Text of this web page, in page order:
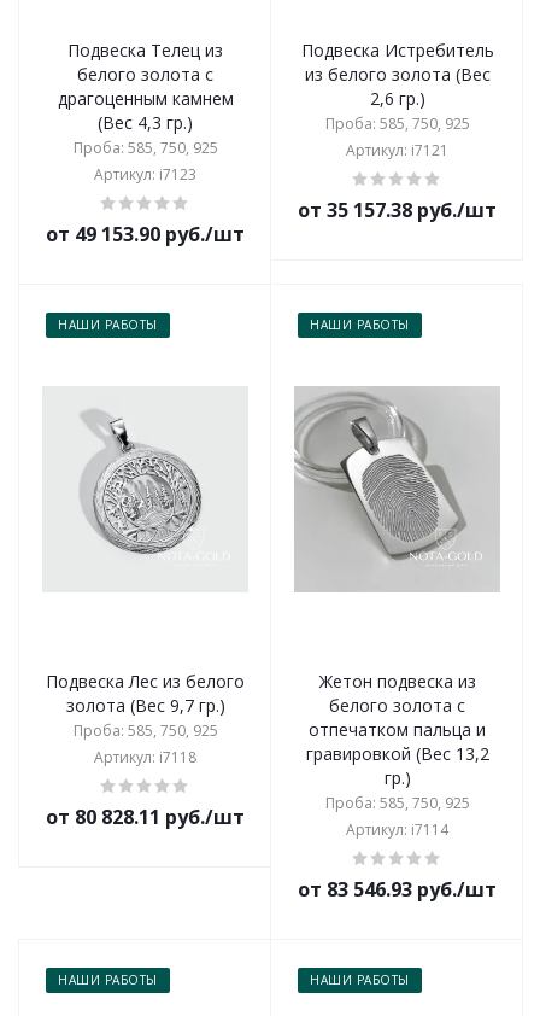
Подвеска Телец из
белого золота с
драгоценным камнем
(Вес 4,3 гр.)
Проба: 585, 750, 925
Артикул: i7123
от 49 153.90 руб./шт
Подвеска Истребитель
из белого золота (Вес
2,6 гр.)
Проба: 585, 750, 925
Артикул: i7121
от 35 157.38 руб./шт
НАШИ РАБОТЫ
Подвеска Лес из белого
золота (Вес 9,7 гр.)
Проба: 585, 750, 925
Артикул: i7118
от 80 828.11 руб./шт
НАШИ РАБОТЫ
Жетон подвеска из
белого золота с
отпечатком пальца и
гравировкой (Вес 13,2
гр.)
Проба: 585, 750, 925
Артикул: i7114
от 83 546.93 руб./шт
НАШИ РАБОТЫ НАШИ РАБОТЫ